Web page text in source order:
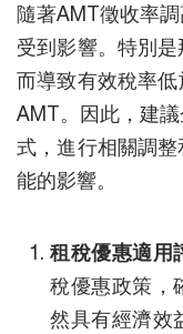
隨著AMT徵收率
受到影響。特別
而導致有效稅率
AMT。因此，建
式，進行相關調
能的影響。
租稅優惠適用
稅優惠政策，
然具有經濟效